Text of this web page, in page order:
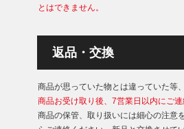
とはできません。
返品・交換
商品が思っていた物とは違っていた等
商品お受け取り後、7営業日以内にご連
商品の保管、取り扱いには細心の注意